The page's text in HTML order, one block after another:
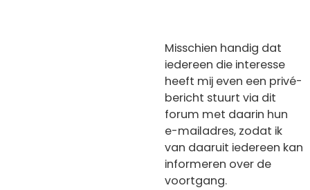
Misschien handig dat
iedereen die interesse
heeft mij even een privé-
bericht stuurt via dit
forum met daarin hun
e-mailadres, zodat ik
van daaruit iedereen kan
informeren over de
voortgang.